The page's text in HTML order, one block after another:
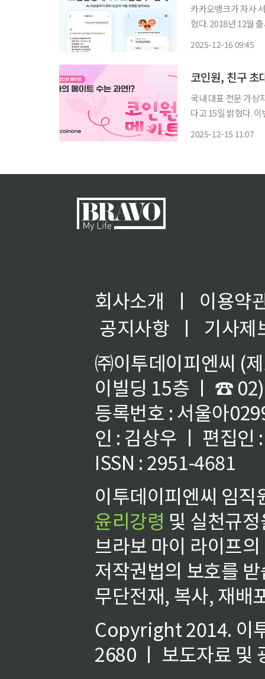
카카오뱅크가 자사
혔다. 2018년 12월 출시된 카카오뱅크 모임통장은 모임원 초대 기능, 회비 현황 확인 기능 등
2025-12-16 09:45
코인원, 친구 초
국내 대표 전문 가상
다고 15일 밝혔다.
2025-12-15 11:07
회사소개 ㅣ
이용약
공지사항
ㅣ
기사제
㈜이투데이피엔씨 (
이빌딩 15층 ㅣ ☎
등록번호 : 서울아
인 : 김상우 ㅣ 편집인
ISSN : 2951-4681
이투데이피엔씨 임
윤리강령 및 실천규
브라보 마이 라이프
저작권법의 보호를
무단전재, 복사, 재배
Copyright 2014. 이
2680 ㅣ 보도자료